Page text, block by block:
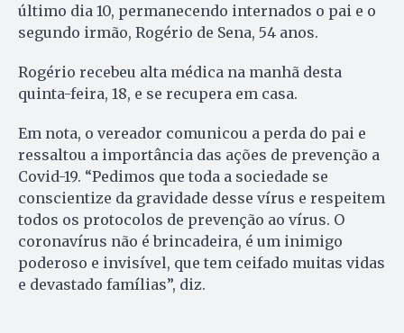
último dia 10, permanecendo internados o pai e o
segundo irmão, Rogério de Sena, 54 anos.
Rogério recebeu alta médica na manhã desta
quinta-feira, 18, e se recupera em casa.
Em nota, o vereador comunicou a perda do pai e
ressaltou a importância das ações de prevenção a
Covid-19. “Pedimos que toda a sociedade se
conscientize da gravidade desse vírus e respeitem
todos os protocolos de prevenção ao vírus. O
coronavírus não é brincadeira, é um inimigo
poderoso e invisível, que tem ceifado muitas vidas
e devastado famílias”, diz.